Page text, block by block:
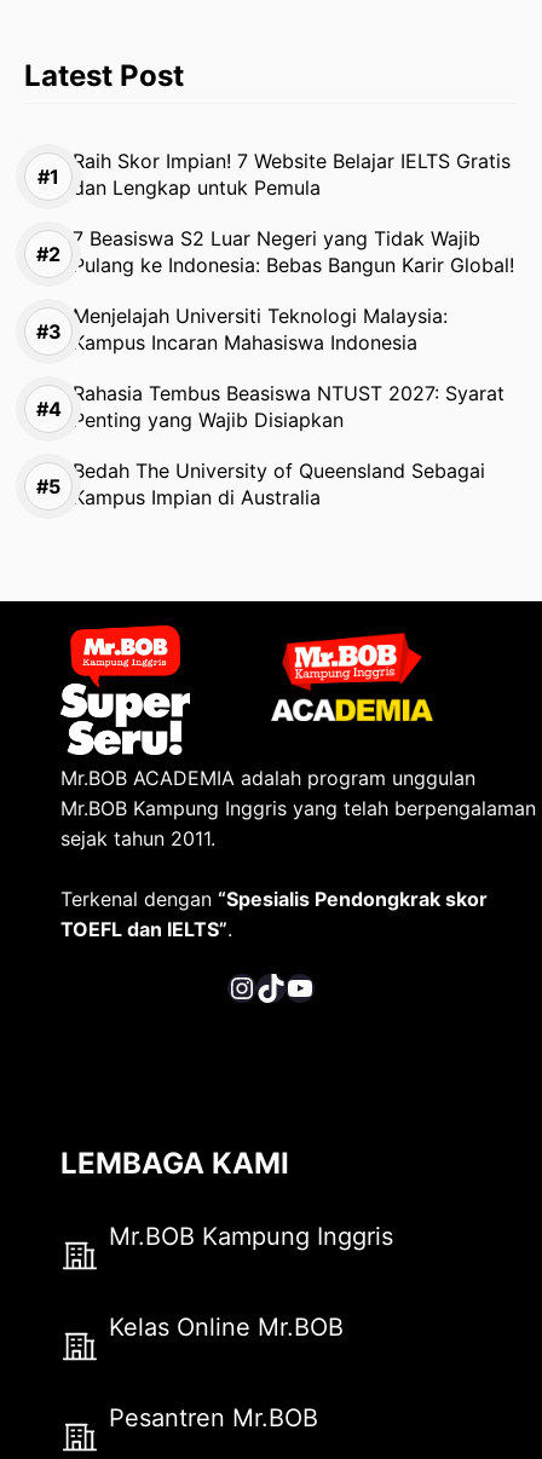
Latest Post
Raih Skor Impian! 7 Website Belajar IELTS Gratis
dan Lengkap untuk Pemula
7 Beasiswa S2 Luar Negeri yang Tidak Wajib
Pulang ke Indonesia: Bebas Bangun Karir Global!
Menjelajah Universiti Teknologi Malaysia:
Kampus Incaran Mahasiswa Indonesia
Rahasia Tembus Beasiswa NTUST 2027: Syarat
Penting yang Wajib Disiapkan
Bedah The University of Queensland Sebagai
Kampus Impian di Australia
Mr.BOB ACADEMIA adalah program unggulan
Mr.BOB Kampung Inggris yang telah berpengalaman
sejak tahun 2011.
Terkenal dengan “Spesialis Pendongkrak skor
TOEFL dan IELTS”.
InstagramTikTok YouTube
LEMBAGA KAMI
Mr.BOB Kampung Inggris
Kelas Online Mr.BOB
Pesantren Mr.BOB